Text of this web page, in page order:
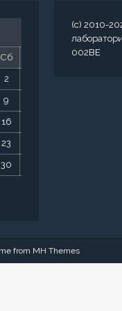
Сб
2
9
16
23
30
(c) 2010-
002BE
from MH Themes